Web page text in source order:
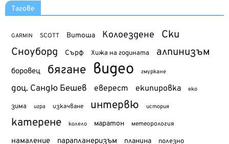
Тагове
GARMIN SCOTT Витоша Колоездене Ски
Сноуборд Сърф Хижа на годината алпинизъм
боровец бягане видео гмуркане
доц. Сандю Бешев еверест екипировка еко
зима игра изкачване интервю история
катерене колело маратон метеорология
намаление парапланеризъм планина полезно